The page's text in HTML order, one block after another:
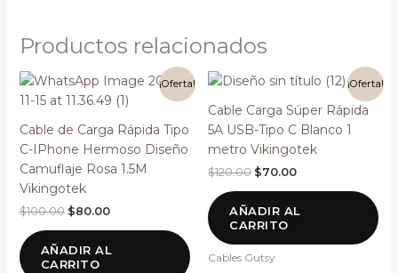
Productos relacionados
¡Oferta!
Cable de Carga Rápida Tipo
C-IPhone Hermoso Diseño
Camuflaje Rosa 1.5M
Vikingotek
$100.00
El
precio
original
$100.00.
$80.00
El
precio
actual
$80.00.
AÑADIR AL
CARRITO
¡Oferta!
Cable Carga Súper Rápida
5A USB-Tipo C Blanco 1
metro Vikingotek
$120.00
El
original
era:
$120.00.
$70.00
El
precio
actual
es:
$70.00.
AÑADIR AL
CARRITO
Cables Gutsy